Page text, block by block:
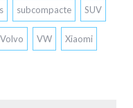
subcompacte SUV
Volvo VW Xiaomi